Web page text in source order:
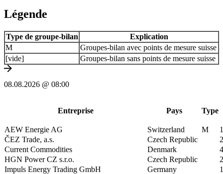
Légende
Type de groupe-bilan
Explication
M
Groupes-bilan avec points de mesure suisse
[vide]
Groupes-bilan sans points de mesure suisse
08.08.2026 @ 08:00
Entreprise Pays Type
AEW Energie AG Switzerland M
ČEZ Trade, a.s.
Czech Republic
Current Commodities
Denmark
HGN Power CZ s.r.o.
Czech Republic
Impuls Energy Trading GmbH
Germany